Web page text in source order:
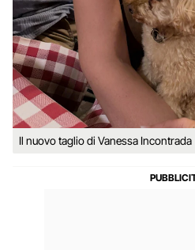
Il nuovo taglio di Vanessa Incontrada